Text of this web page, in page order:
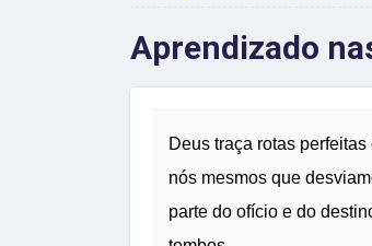
Aprendizado
Deus traça rotas
nós mesmos que
parte do ofício e do